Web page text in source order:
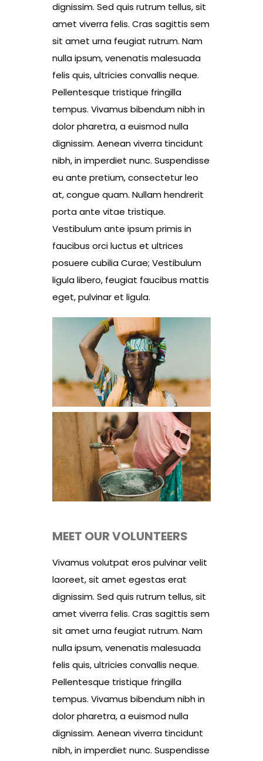
dignissim. Sed quis rutrum tellus, sit
amet viverra felis. Cras sagittis sem
sit amet urna feugiat rutrum. Nam
nulla ipsum, venenatis malesuada
felis quis, ultricies convallis neque.
Pellentesque tristique fringilla
tempus. Vivamus bibendum nibh in
dolor pharetra, a euismod nulla
dignissim. Aenean viverra tincidunt
nibh, in imperdiet nunc. Suspendisse
eu ante pretium, consectetur leo
at, congue quam. Nullam hendrerit
porta ante vitae tristique.
Vestibulum ante ipsum primis in
faucibus orci luctus et ultrices
posuere cubilia Curae; Vestibulum
ligula libero, feugiat faucibus mattis
eget, pulvinar et ligula.
MEET OUR VOLUNTEERS
Vivamus volutpat eros pulvinar velit
laoreet, sit amet egestas erat
dignissim. Sed quis rutrum tellus, sit
amet viverra felis. Cras sagittis sem
sit amet urna feugiat rutrum. Nam
nulla ipsum, venenatis malesuada
felis quis, ultricies convallis neque.
Pellentesque tristique fringilla
tempus. Vivamus bibendum nibh in
dolor pharetra, a euismod nulla
dignissim. Aenean viverra tincidunt
nibh, in imperdiet nunc. Suspendisse